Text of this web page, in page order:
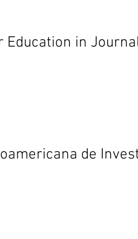
Education in
de